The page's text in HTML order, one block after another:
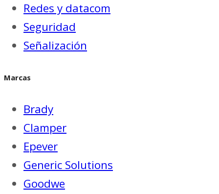
Redes y datacom
Seguridad
Señalización
Marcas
Brady
Clamper
Epever
Generic Solutions
Goodwe